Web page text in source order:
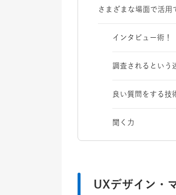
さまざまな場面で活用
インタビュー術！
調査されるという
良い質問をする技
聞く力
UXデザイン・